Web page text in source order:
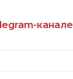
канале